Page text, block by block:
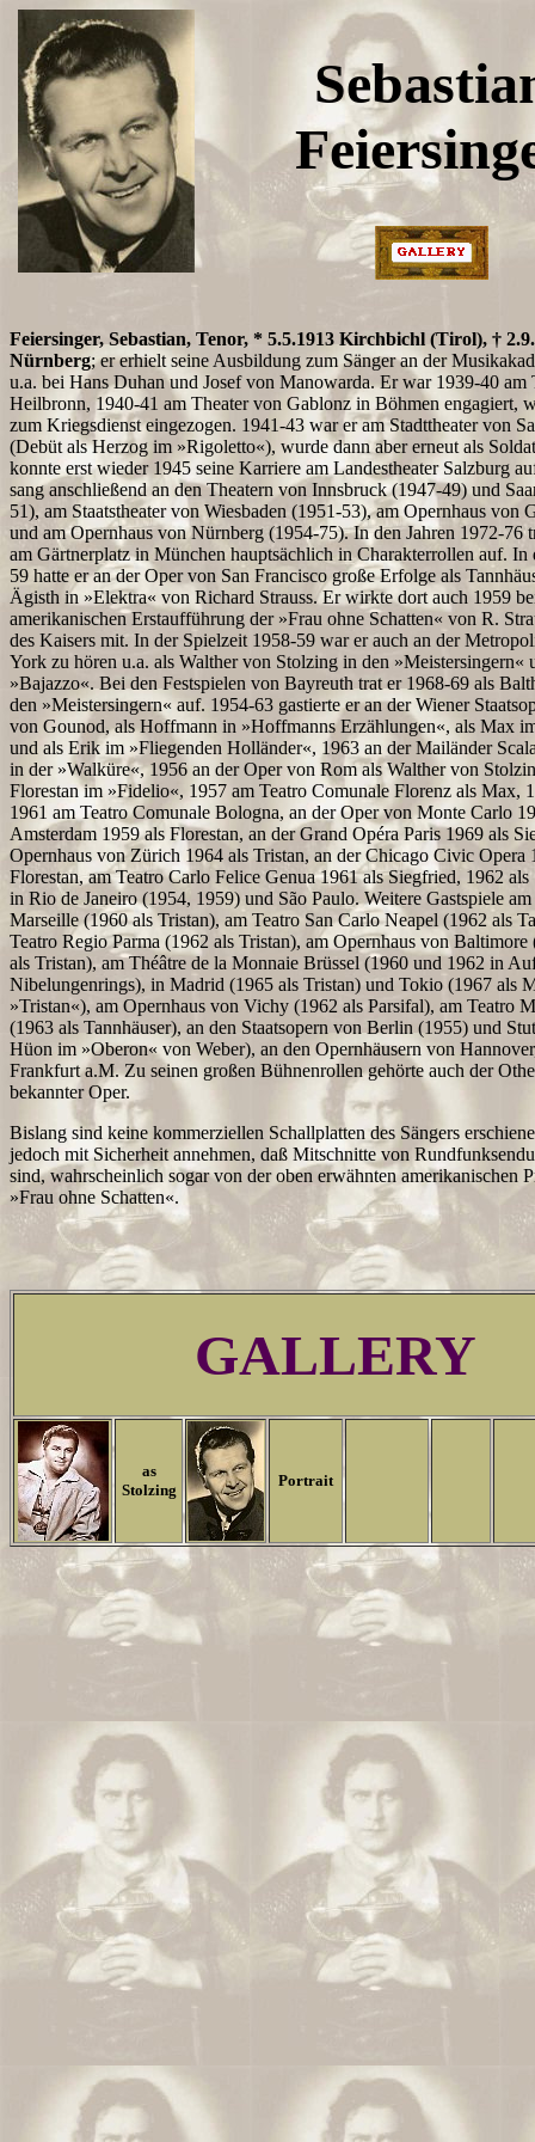
Feiersinger, Sebastian, Tenor, * 5.5.1913 Kirchbichl (Tirol), †
Nürnberg; er erhielt seine Ausbildung zum Sänger an der
u.a. bei Hans Duhan und Josef von Manowarda. Er war 1939-40 am
Heilbronn, 1940-41 am Theater von Gablonz in Böhmen engagiert,
zum Kriegsdienst eingezogen. 1941-43 war er am Stadttheater von
(Debüt als Herzog im »Rigoletto«), wurde dann aber erneut als
konnte erst wieder 1945 seine Karriere am Landestheater Salzburg
sang anschließend an den Theatern von Innsbruck (1947-49) und
51), am Staatstheater von Wiesbaden (1951-53), am Opernhaus von
und am Opernhaus von Nürnberg (1954-75). In den Jahren 1972-76
am Gärtnerplatz in München hauptsächlich in Charakterrollen auf. In
59 hatte er an der Oper von San Francisco große Erfolge als
Ägisth in »Elektra« von Richard Strauss. Er wirkte dort auch 1959
amerikanischen Erstaufführung der »Frau ohne Schatten« von R.
des Kaisers mit. In der Spielzeit 1958-59 war er auch an der
York zu hören u.a. als Walther von Stolzing in den »Meistersingern«
»Bajazzo«. Bei den Festspielen von Bayreuth trat er 1968-69 als
den »Meistersingern« auf. 1954-63 gastierte er an der Wiener
von Gounod, als Hoffmann in »Hoffmanns Erzählungen«, als Max
und als Erik im »Fliegenden Holländer«, 1963 an der Mailänder
in der »Walküre«, 1956 an der Oper von Rom als Walther von
Florestan im »Fidelio«, 1957 am Teatro Comunale Florenz als Max,
1961 am Teatro Comunale Bologna, an der Oper von Monte Carlo
Amsterdam 1959 als Florestan, an der Grand Opéra Paris 1969 als
Opernhaus von Zürich 1964 als Tristan, an der Chicago Civic Opera
Florestan, am Teatro Carlo Felice Genua 1961 als Siegfried, 1962
in Rio de Janeiro (1954, 1959) und São Paulo. Weitere Gastspiele
Marseille (1960 als Tristan), am Teatro San Carlo Neapel (1962 als
Teatro Regio Parma (1962 als Tristan), am Opernhaus von Baltimore
als Tristan), am Théâtre de la Monnaie Brüssel (1960 und 1962 in
Nibelungenrings), in Madrid (1965 als Tristan) und Tokio (1967 als
»Tristan«), am Opernhaus von Vichy (1962 als Parsifal), am Teatro
(1963 als Tannhäuser), an den Staatsopern von Berlin (1955) und
Hüon im »Oberon« von Weber), an den Opernhäusern von
Frankfurt a.M. Zu seinen großen Bühnenrollen gehörte auch der
bekannter Oper.
Bislang sind keine kommerziellen Schallplatten des Sängers
jedoch mit Sicherheit annehmen, daß Mitschnitte von
sind, wahrscheinlich sogar von der oben erwähnten amerikanischen
»Frau ohne Schatten«.
GALLERY
as
Stolzing
Portrait